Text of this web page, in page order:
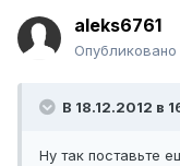
aleks6761
Опубликовано
В 18.12.2012 в
Ну так поставьте